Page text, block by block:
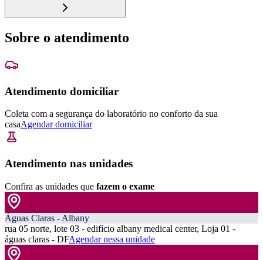
Sobre o atendimento
Atendimento domiciliar
Coleta com a segurança do laboratório no conforto da sua
casaAgendar domiciliar
Atendimento nas unidades
Confira as unidades que fazem o exame
Águas Claras - Albany
rua 05 norte, lote 03 - edifício albany medical center, Loja 01 -
águas claras - DFAgendar nessa unidade